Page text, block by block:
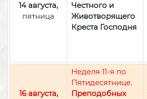
14 августа,
пятница
Честного и
Животворящего
Креста Господня
16 августа,
Неделя 11-я по
Пятидесятнице.
Преподобных